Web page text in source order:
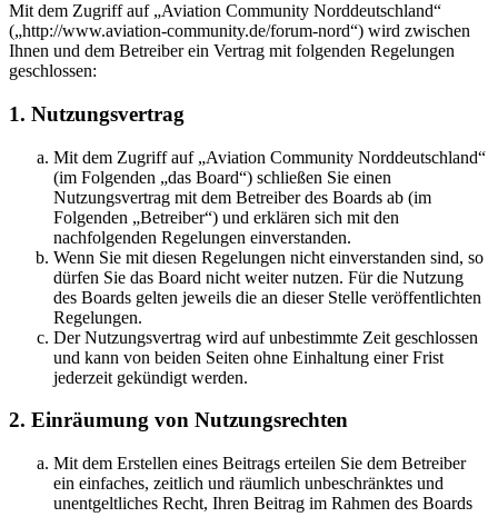
Mit dem Zugriff auf „Aviation Community Norddeutschland“
(„http://www.aviation-community.de/forum-nord“) wird zwischen
Ihnen und dem Betreiber ein Vertrag mit folgenden Regelungen
geschlossen:
1. Nutzungsvertrag
Mit dem Zugriff auf „Aviation Community Norddeutschland“
(im Folgenden „das Board“) schließen Sie einen
Nutzungsvertrag mit dem Betreiber des Boards ab (im
Folgenden „Betreiber“) und erklären sich mit den
nachfolgenden Regelungen einverstanden.
Wenn Sie mit diesen Regelungen nicht einverstanden sind, so
dürfen Sie das Board nicht weiter nutzen. Für die Nutzung
des Boards gelten jeweils die an dieser Stelle veröffentlichten
Regelungen.
Der Nutzungsvertrag wird auf unbestimmte Zeit geschlossen
und kann von beiden Seiten ohne Einhaltung einer Frist
jederzeit gekündigt werden.
2. Einräumung von Nutzungsrechten
Mit dem Erstellen eines Beitrags erteilen Sie dem Betreiber
ein einfaches, zeitlich und räumlich unbeschränktes und
unentgeltliches Recht, Ihren Beitrag im Rahmen des Boards